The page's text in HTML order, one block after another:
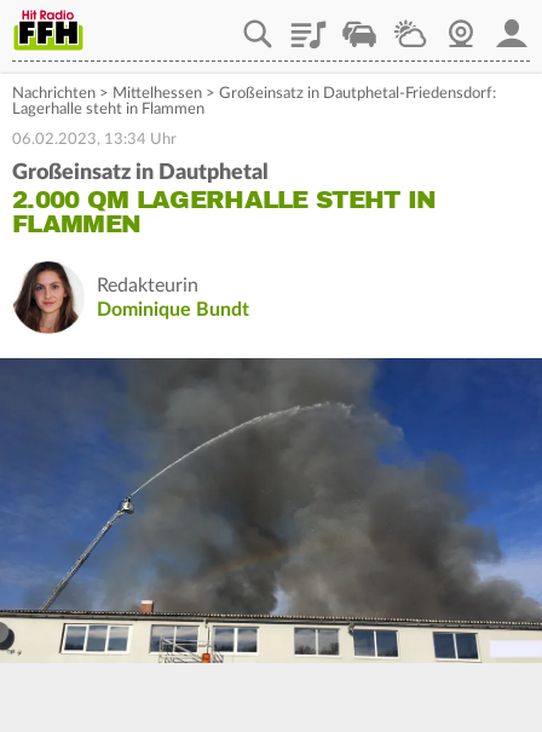
PlaylistStaupilotWetterWebcam
Nachrichten > Mittelhessen > Großeinsatz in Dautphetal-Friedensdorf:
Lagerhalle steht in Flammen
06.02.2023, 13:34 Uhr
Großeinsatz in Dautphetal
2.000 QM LAGERHALLE STEHT IN
FLAMMEN
Redakteurin
Dominique Bundt